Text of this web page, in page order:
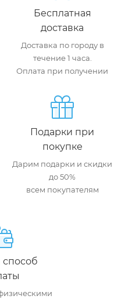
Бесплатная
доставка
Доставка по городу в
течение 1 часа.
Оплата при получении
Подарки при
покупке
Дарим подарки и скидки
до 50%
всем покупателям